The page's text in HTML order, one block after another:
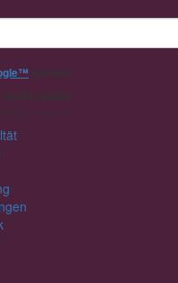
suchen
Suche nutzen